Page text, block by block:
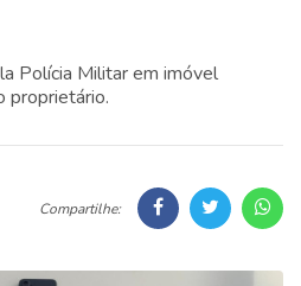
Polícia Militar em imóvel
proprietário.
Compartilhe: